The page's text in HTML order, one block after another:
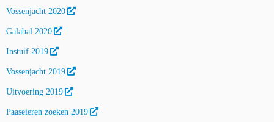
Vossenjacht 2020
Galabal 2020
Instuif 2019
Vossenjacht 2019
Uitvoering 2019
Paaseieren zoeken 2019